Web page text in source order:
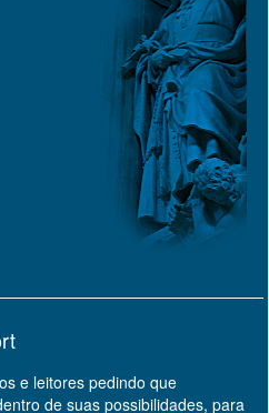
e leitores pedindo que
de suas possibilidades, para